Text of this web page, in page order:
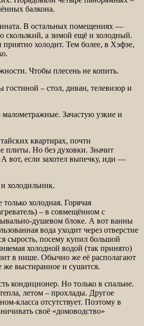
балкона.
В остальных помещениях —
а зимой ещё и холодный.
приятно холодит. Тем более, в Хэфэе,
Чтобы плесень не копить.
гостиной – стол, диван, телевизор и
Зачастую узкие и
квартирах, почти
плиты. Но без духовки. Значит
вот, если захотел выпечку, иди —
холодильник.
холодная. Горячая
– в совмещённом с
душевом блоке. А вот ванны
вода уходит через отверстие
сырость, посему купил большой
холодной водой (так принято)
в нише. Обычно же её располагают
же выстиранное и сушится.
кондиционер. Но только в спальне.
летом – прохлады. Другое
класса отсутствует. Поэтому в
своё «домоводство»